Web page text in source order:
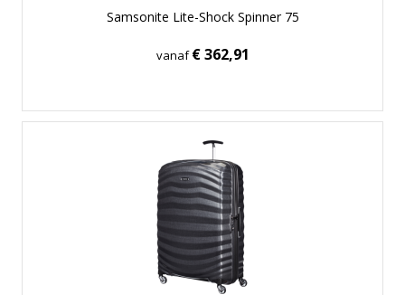
Samsonite Lite-Shock Spinner 75
vanaf€ 362,91